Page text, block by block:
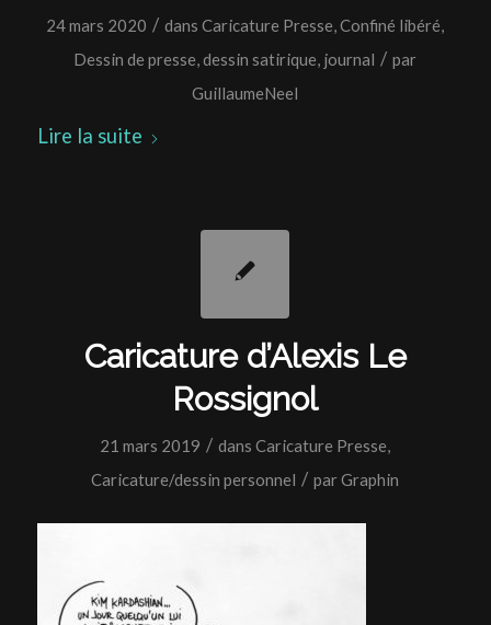
24 mars 2020 / dansCaricature Presse,Confiné libéré,
Dessin de presse,dessin satirique, journal / par
GuillaumeNeel
Lire la suite
Caricature d’Alexis Le
Rossignol
21 mars 2019 / dansCaricature Presse,
Caricature/dessin personnel / parGraphin